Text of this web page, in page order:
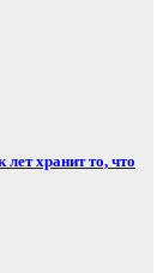
хранит то, что